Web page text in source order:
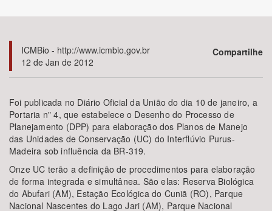
Tema
Subtema
Área de Levantamento
BUSCAR
ICMBio - http://www.icmbio.gov.br
12 de Jan de 2012
Compartilhe
Foi publicada no Diário Oficial da União do dia 10 de janeiro, a
Portaria n" 4, que estabelece o Desenho do Processo de
Planejamento (DPP) para elaboração dos Planos de Manejo
das Unidades de Conservação (UC) do Interflúvio Purus-
Madeira sob influência da BR-319.
Onze UC terão a definição de procedimentos para elaboração
de forma integrada e simultânea. São elas: Reserva Biológica
do Abufari (AM), Estação Ecológica do Cuniã (RO), Parque
Nacional Nascentes do Lago Jari (AM), Parque Nacional